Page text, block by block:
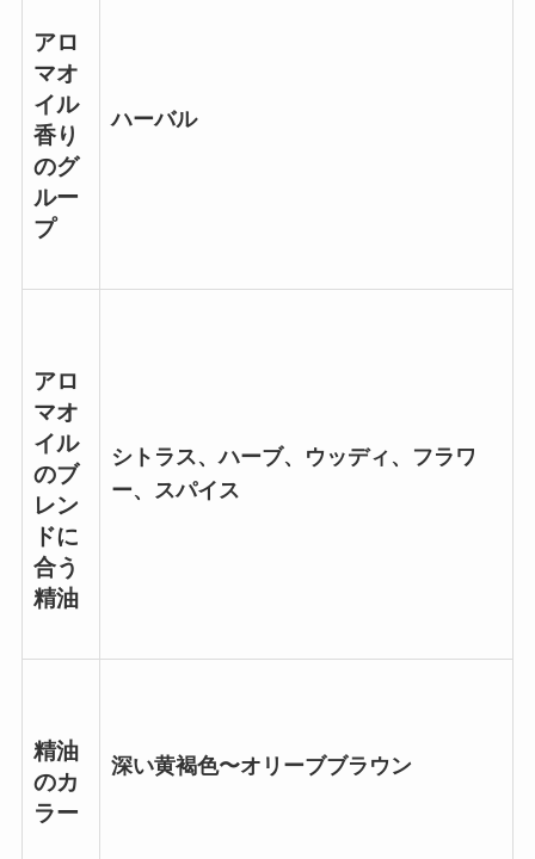
アロ
マオ
イル
香り
のグ
ルー
プ
ハーバル
アロ
マオ
イル
のブ
レン
ドに
合う
精油
シトラス、ハーブ、ウッディ、フラワ
ー、スパイス
精油
のカ
ラー
深い黄褐色〜オリーブブラウン